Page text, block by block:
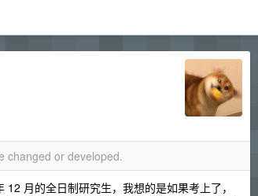
changed or developed.
月的全日制研究生，我想的是如果考上了，